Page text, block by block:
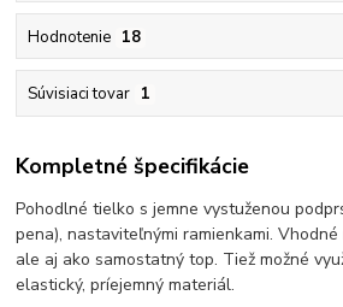
Hodnotenie 18
Súvisiaci tovar 1
Kompletné špecifikácie
Pohodlné tielko s jemne vystuženou
pena), nastaviteľnými ramienkami.
ale aj ako samostatný top. Tiež možné
elastický, príejemný materiál.